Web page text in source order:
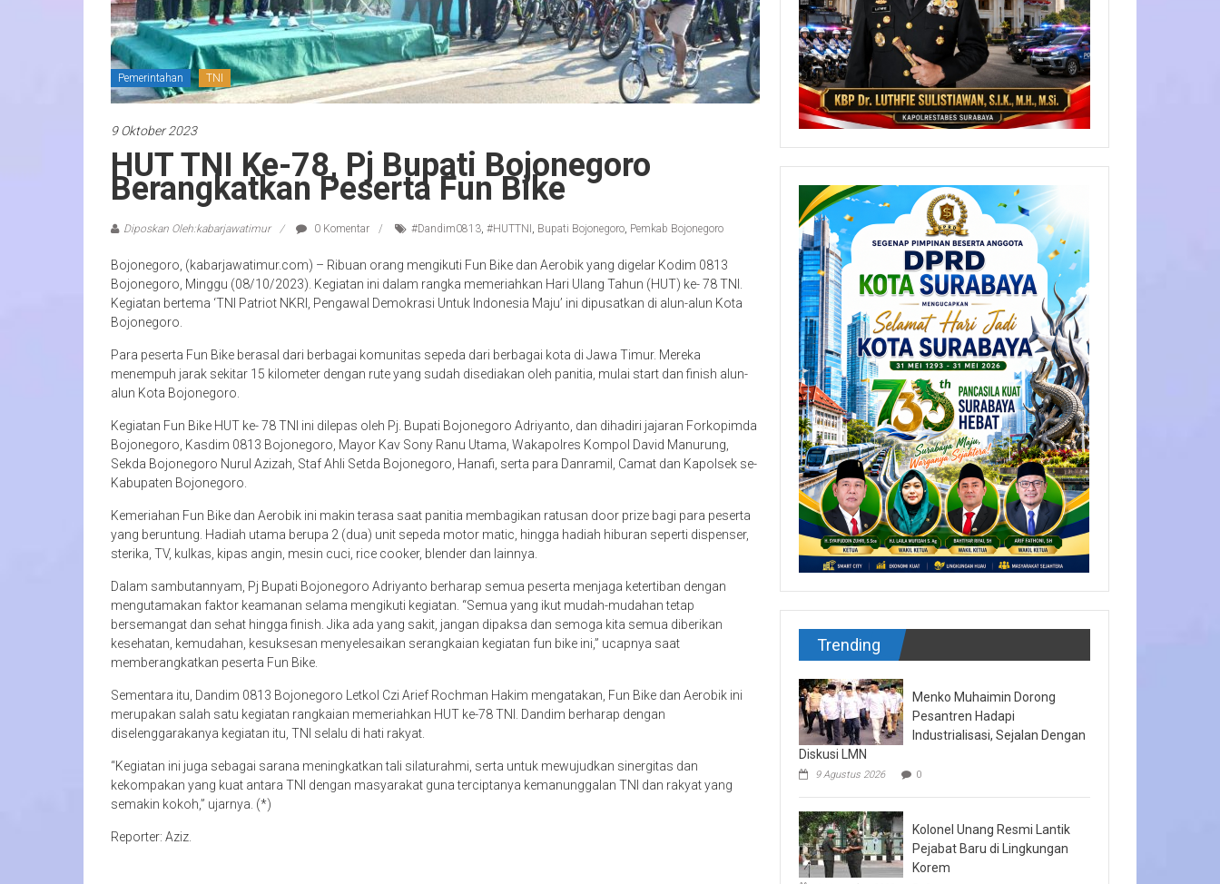
Pemerintahan TNI
9 Oktober 2023
HUT TNI Ke-78, Pj Bupati Bojonegoro
Berangkatkan Peserta Fun Bike
Diposkan Oleh:kabarjawatimur 0 Komentar #Dandim0813, #HUTTNI , Bupati Bojonegoro, Pemkab Bojonegoro
Bojonegoro, (kabarjawatimur.com) – Ribuan orang mengikuti Fun Bike dan Aerobik yang digelar Kodim 0813
Bojonegoro, Minggu (08/10/2023). Kegiatan ini dalam rangka memeriahkan Hari Ulang Tahun (HUT) ke- 78 TNI.
Kegiatan bertema ‘TNI Patriot NKRI, Pengawal Demokrasi Untuk Indonesia Maju’ ini dipusatkan di alun-alun Kota
Bojonegoro.
Para peserta Fun Bike berasal dari berbagai komunitas sepeda dari berbagai kota di Jawa Timur. Mereka
menempuh jarak sekitar 15 kilometer dengan rute yang sudah disediakan oleh panitia, mulai start dan finish alun-
alun Kota Bojonegoro.
Kegiatan Fun Bike HUT ke- 78 TNI ini dilepas oleh Pj. Bupati Bojonegoro Adriyanto, dan dihadiri jajaran Forkopimda
Bojonegoro, Kasdim 0813 Bojonegoro, Mayor Kav Sony Ranu Utama, Wakapolres Kompol David Manurung,
Sekda Bojonegoro Nurul Azizah, Staf Ahli Setda Bojonegoro, Hanafi, serta para Danramil, Camat dan Kapolsek se-
Kabupaten Bojonegoro.
Kemeriahan Fun Bike dan Aerobik ini makin terasa saat panitia membagikan ratusan door prize bagi para peserta
yang beruntung. Hadiah utama berupa 2 (dua) unit sepeda motor matic, hingga hadiah hiburan seperti dispenser,
sterika, TV, kulkas, kipas angin, mesin cuci, rice cooker, blender dan lainnya.
Dalam sambutannyam, Pj Bupati Bojonegoro Adriyanto berharap semua peserta menjaga ketertiban dengan
mengutamakan faktor keamanan selama mengikuti kegiatan. “Semua yang ikut mudah-mudahan tetap
bersemangat dan sehat hingga finish. Jika ada yang sakit, jangan dipaksa dan semoga kita semua diberikan
kesehatan, kemudahan, kesuksesan menyelesaikan serangkaian kegiatan fun bike ini,” ucapnya saat
memberangkatkan peserta Fun Bike.
Sementara itu, Dandim 0813 Bojonegoro Letkol Czi Arief Rochman Hakim mengatakan, Fun Bike dan Aerobik ini
merupakan salah satu kegiatan rangkaian memeriahkan HUT ke-78 TNI. Dandim berharap dengan
diselenggarakanya kegiatan itu, TNI selalu di hati rakyat.
“Kegiatan ini juga sebagai sarana meningkatkan tali silaturahmi, serta untuk mewujudkan sinergitas dan
kekompakan yang kuat antara TNI dengan masyarakat guna terciptanya kemanunggalan TNI dan rakyat yang
semakin kokoh,” ujarnya. (*)
Reporter: Aziz.
Trending
Menko Muhaimin Dorong
Pesantren Hadapi
Industrialisasi, Sejalan Dengan
Diskusi LMN
9 Agustus 2026 0
Kolonel Unang Resmi Lantik
Pejabat Baru di Lingkungan
Korem